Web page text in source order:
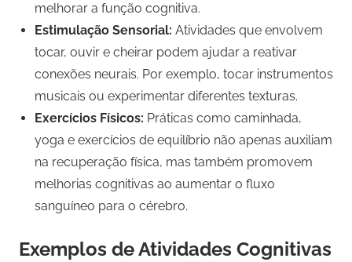
melhorar a função cognitiva.
Estimulação Sensorial: Atividades que envolvem
tocar, ouvir e cheirar podem ajudar a reativar
conexões neurais. Por exemplo, tocar instrumentos
musicais ou experimentar diferentes texturas.
Exercícios Físicos: Práticas como caminhada,
yoga e exercícios de equilíbrio não apenas auxiliam
na recuperação física, mas também promovem
melhorias cognitivas ao aumentar o fluxo
sanguíneo para o cérebro.
Exemplos de Atividades Cognitivas